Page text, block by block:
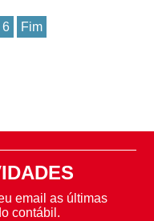
6 Fim
email as últimas
contábil.